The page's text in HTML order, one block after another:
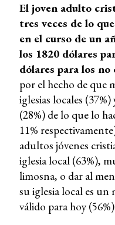
El joven adulto
tres veces de lo
en el curso de un
los 1820 dólares
dólares para los
por el hecho de que
iglesias locales
(28%) de lo que lo
11%
adultos jóvenes
iglesia local (63%),
limosna, o dar al
su iglesia local es
válido para hoy